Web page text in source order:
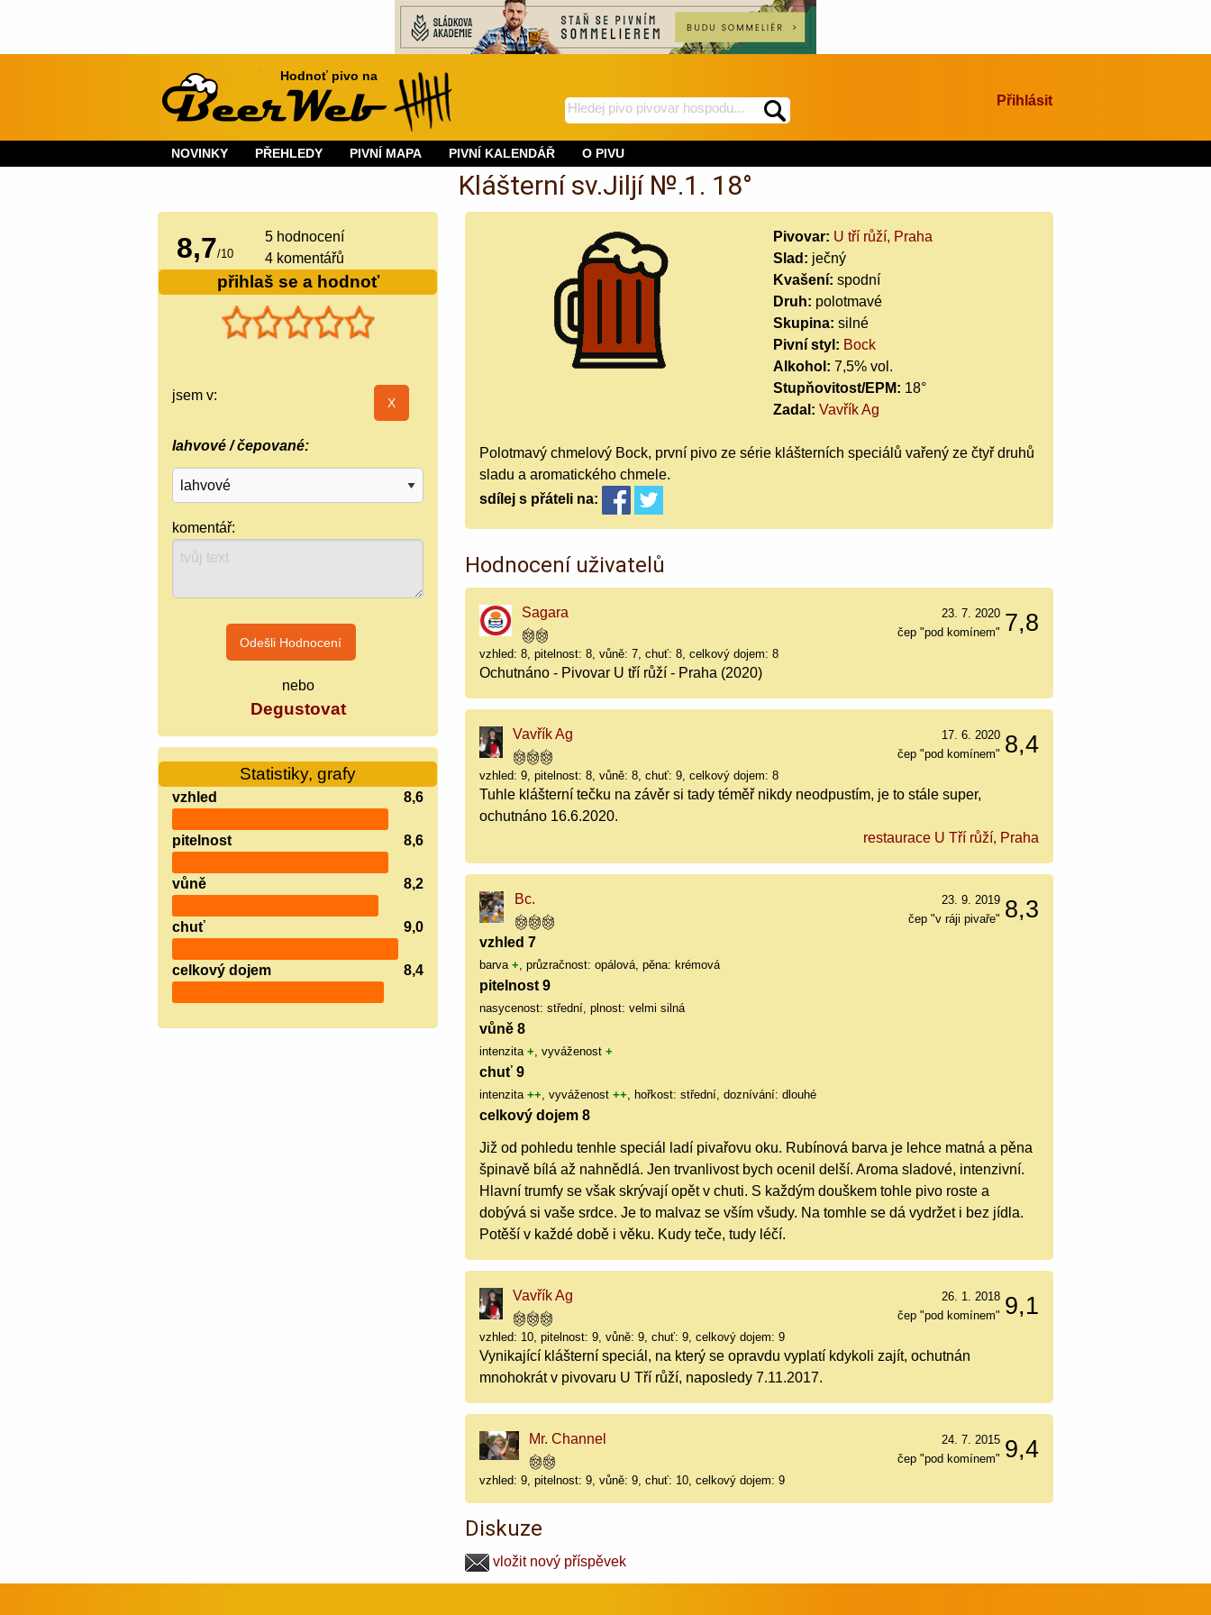
Hodnoť pivo na
hledej
BeerWeb
spustí
Přihlásit
NOVINKY PŘEHLEDY PIVNÍ MAPA PIVNÍ KALENDÁŘ O PIVU
Klášterní sv.Jiljí №.1. 18°
8,7/10
5 hodnocení
4 komentářů
přihlaš se a hodnoť
jsem v:
lahvové / čepované:
komentář:
nebo
Degustovat
Statistiky, grafy
vzhled 8,6
pitelnost 8,6
vůně 8,2
chuť 9,0
celkový dojem 8,4
Pivovar: U tří růží, Praha
Slad: ječný
Kvašení: spodní
Druh: polotmavé
Skupina: silné
Pivní styl: Bock
Alkohol: 7,5% vol.
Stupňovitost/EPM: 18°
Zadal: Vavřík Ag
Polotmavý chmelový Bock, první pivo ze série klášterních speciálů vařený ze čtyř druhů
sladu a aromatického chmele.
sdílej s přáteli na:
Hodnocení uživatelů
Sagara 7,8
23. 7. 2020
čep "pod komínem"
vzhled: 8, pitelnost: 8, vůně: 7, chuť: 8, celkový dojem: 8
Ochutnáno - Pivovar U tří růží - Praha (2020)
Vavřík Ag 8,4
17. 6. 2020
čep "pod komínem"
vzhled: 9, pitelnost: 8, vůně: 8, chuť: 9, celkový dojem: 8
Tuhle klášterní tečku na závěr si tady téměř nikdy neodpustím, je to stále super,
ochutnáno 16.6.2020.
restaurace U Tří růží, Praha
Bc. 8,3
23. 9. 2019
čep "v ráji pivaře"
vzhled 7
barva+ , průzračnost: opálová, pěna: krémová
pitelnost 9
nasycenost: střední, plnost: velmi silná
vůně 8
intenzita+ , vyváženost+
chuť 9
intenzita++ , vyváženost++ , hořkost: střední, doznívání: dlouhé
celkový dojem 8
Již od pohledu tenhle speciál ladí pivařovu oku. Rubínová barva je lehce matná a pěna
špinavě bílá až nahnědlá. Jen trvanlivost bych ocenil delší. Aroma sladové, intenzivní.
Hlavní trumfy se však skrývají opět v chuti. S každým douškem tohle pivo roste a
dobývá si vaše srdce. Je to malvaz se vším všudy. Na tomhle se dá vydržet i bez jídla.
Potěší v každé době i věku. Kudy teče, tudy léčí.
Vavřík Ag 9,1
26. 1. 2018
čep "pod komínem"
vzhled: 10, pitelnost: 9, vůně: 9, chuť: 9, celkový dojem: 9
Vynikající klášterní speciál, na který se opravdu vyplatí kdykoli zajít, ochutnán
mnohokrát v pivovaru U Tří růží, naposledy 7.11.2017.
Mr. Channel 9,4
24. 7. 2015
čep "pod komínem"
vzhled: 9, pitelnost: 9, vůně: 9, chuť: 10, celkový dojem: 9
Diskuze
vložit nový příspěvek